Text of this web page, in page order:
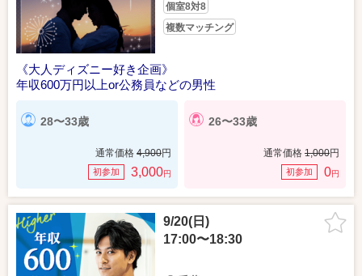
個室8対8
複数マッチング
《大人ディズニー好き企画》
年収600万円以上or公務員などの男性
28〜33歳
通常価格 4,900円
初参加 3,000円
26〜33歳
通常価格 1,000円
初参加 0円
9/20(日)
17:00〜18:30